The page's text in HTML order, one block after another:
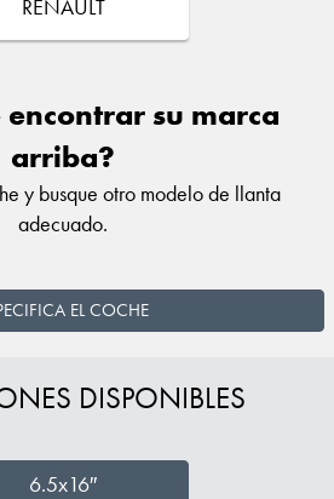
RENAULT
su marca
arriba?
y busque otro modelo de llanta
adecuado.
EL COCHE
DISPONIBLES
6.5x16″